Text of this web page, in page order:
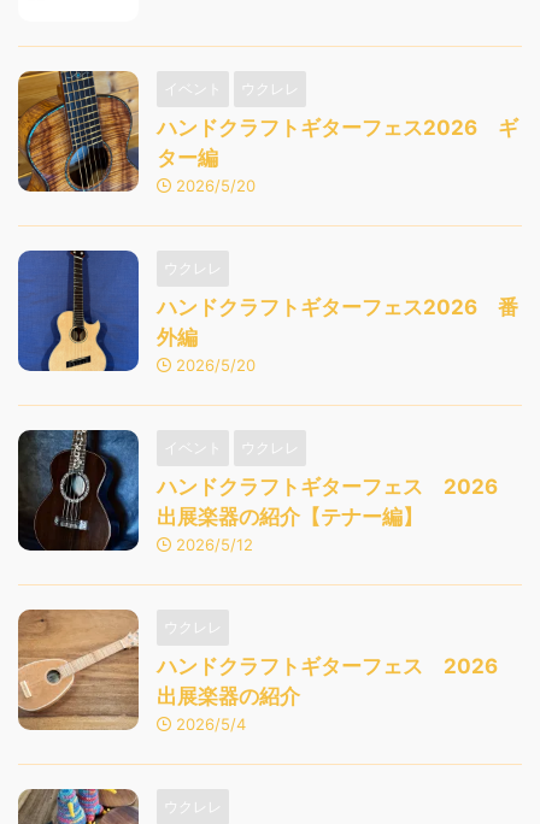
イベント ウクレレ
ハンドクラフトギターフェス2026 ギ
ター編
2026/5/20
ウクレレ
ハンドクラフトギターフェス2026 番
外編
2026/5/20
イベント ウクレレ
ハンドクラフトギターフェス 2026
出展楽器の紹介【テナー編】
2026/5/12
ウクレレ
ハンドクラフトギターフェス 2026
出展楽器の紹介
2026/5/4
ウクレレ